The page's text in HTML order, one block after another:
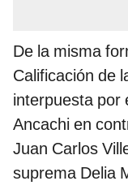
De la misma
Calificación de
interpuesta por
Ancachi en
Juan Carlos
suprema Delia